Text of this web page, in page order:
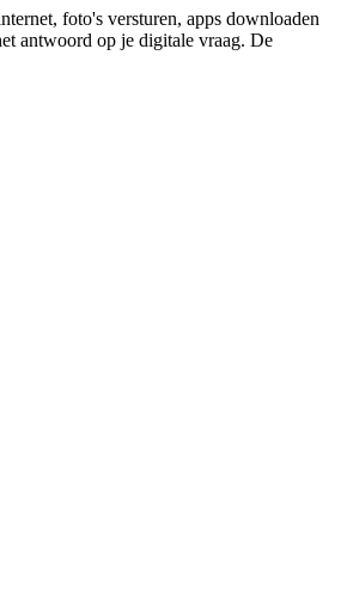
foto's versturen, apps downloaden
antwoord op je digitale vraag. De